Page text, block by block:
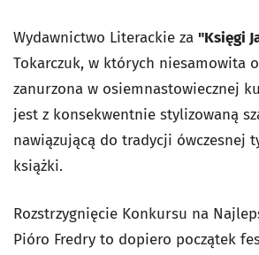
Wydawnictwo Literackie za "Księgi
Tokarczuk, w których niesamowita
zanurzona w osiemnastowiecznej
jest z konsekwentnie stylizowaną
nawiązującą do tradycji ówczesnej
książki.
Rozstrzygnięcie Konkursu na
Pióro Fredry to dopiero początek